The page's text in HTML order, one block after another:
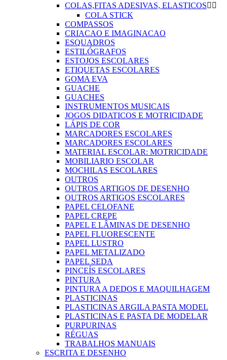
COLAS,FITAS ADESIVAS, ELASTICOS 
COLA STICK
COMPASSOS
CRIACAO E IMAGINACAO
ESQUADROS
ESTILÓGRAFOS
ESTOJOS ESCOLARES
ETIQUETAS ESCOLARES
GOMA EVA
GUACHE
GUACHES
INSTRUMENTOS MUSICAIS
JOGOS DIDATICOS E MOTRICIDADE
LÁPIS DE COR
MARCADORES ESCOLARES
MARCADORES ESCOLARES
MATERIAL ESCOLAR: MOTRICIDADE
MOBILIARIO ESCOLAR
MOCHILAS ESCOLARES
OUTROS
OUTROS ARTIGOS DE DESENHO
OUTROS ARTIGOS ESCOLARES
PAPEL CELOFANE
PAPEL CREPE
PAPEL E LÂMINAS DE DESENHO
PAPEL FLUORESCENTE
PAPEL LUSTRO
PAPEL METALIZADO
PAPEL SEDA
PINCEÍS ESCOLARES
PINTURA
PINTURA A DEDOS E MAQUILHAGEM
PLASTICINAS
PLASTICINAS ARGILA PASTA MODEL
PLASTICINAS E PASTA DE MODELAR
PURPURINAS
RÉGUAS
TRABALHOS MANUAIS
ESCRITA E DESENHO